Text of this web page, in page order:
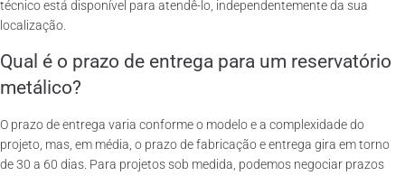
técnico está disponível para atendê-lo, independentemente da sua
localização.
Qual é o prazo de entrega para um reservatório
metálico?
O prazo de entrega varia conforme o modelo e a complexidade do
projeto, mas, em média, o prazo de fabricação e entrega gira em torno
de 30 a 60 dias. Para projetos sob medida, podemos negociar prazos